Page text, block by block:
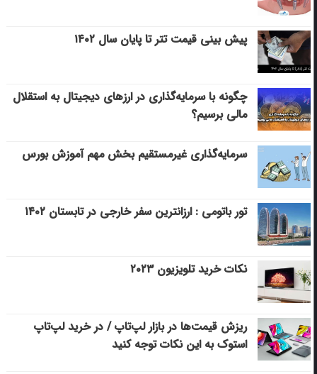
پیش بینی قیمت تتر تا پایان سال ۱۴۰۲
چگونه با سرمایه‌گذاری در ارزهای دیجیتال به استقلال
مالی برسیم؟
سرمایه‌گذاری غیرمستقیم بخش مهم آموزش بورس
تور باتومی : ارزانترین سفر خارجی در تابستان ۱۴۰۲
نکات خرید تلویزیون ۲۰۲۳
ریزش قیمت‌ها در بازار لپ‌تاپ / در خرید لپ‌تاپ
استوک به این نکات توجه کنید